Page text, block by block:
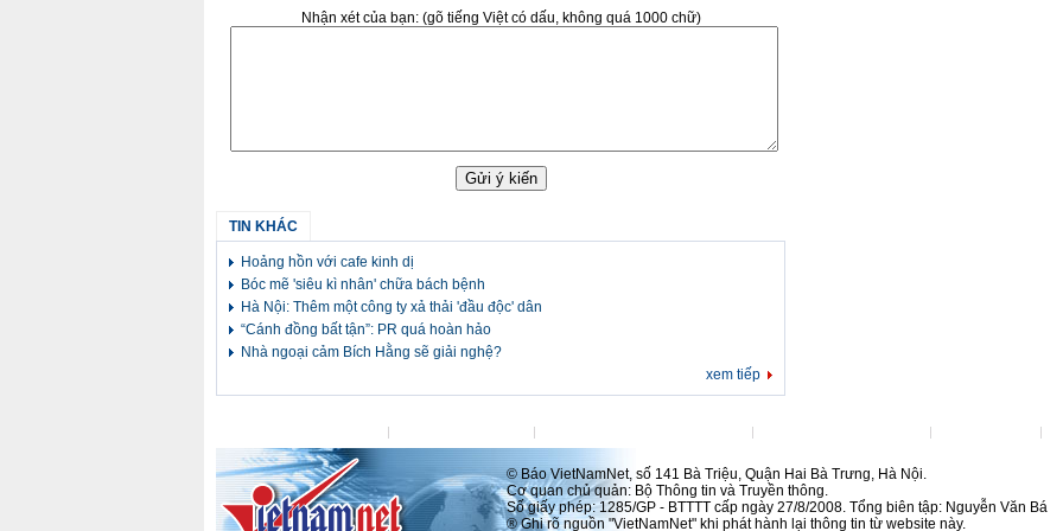
Nhận xét của bạn: (gõ tiếng Việt có dấu, không quá 1000 chữ)
TIN KHÁC
Hoảng hồn với cafe kinh dị
Bóc mẽ 'siêu kì nhân' chữa bách bệnh
Hà Nội: Thêm một công ty xả thải 'đầu độc' dân
“Cánh đồng bất tận”: PR quá hoàn hảo
Nhà ngoại cảm Bích Hằng sẽ giải nghệ?
xem tiếp
© Báo VietNamNet, số 141 Bà Triệu, Quận Hai Bà Trưng, Hà Nội.
Cơ quan chủ quản: Bộ Thông tin và Truyền thông.
Số giấy phép: 1285/GP - BTTTT cấp ngày 27/8/2008. Tổng biên tập: Nguyễn Văn Bá
® Ghi rõ nguồn "VietNamNet" khi phát hành lại thông tin từ website này.